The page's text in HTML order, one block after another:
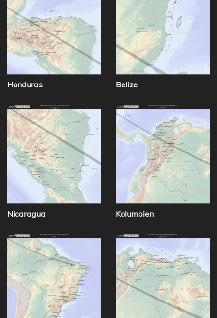
Honduras Belize
Nicaragua Kolumbien